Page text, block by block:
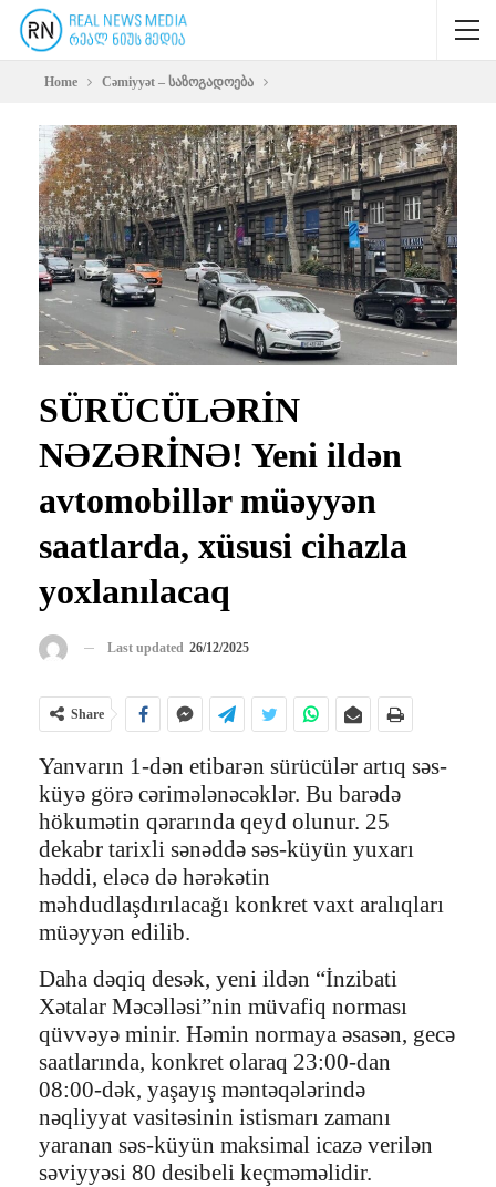
Home Cəmiyyət – საზოგადოება
SÜRÜCÜLƏRİN
NƏZƏRİNƏ! Yeni ildən
avtomobillər müəyyən
saatlarda, xüsusi cihazla
yoxlanılacaq
Last updated 26/12/2025
Share
Yanvarın 1-dən etibarən sürücülər artıq səs-
küyə görə cərimələnəcəklər. Bu barədə
hökumətin qərarında qeyd olunur. 25
dekabr tarixli sənəddə səs-küyün yuxarı
həddi, eləcə də hərəkətin
məhdudlaşdırılacağı konkret vaxt aralıqları
müəyyən edilib.
Daha dəqiq desək, yeni ildən “İnzibati
Xətalar Məcəlləsi”nin müvafiq norması
qüvvəyə minir. Həmin normaya əsasən, gecə
saatlarında, konkret olaraq 23:00-dan
08:00-dək, yaşayış məntəqələrində
nəqliyyat vasitəsinin istismarı zamanı
yaranan səs-küyün maksimal icazə verilən
səviyyəsi 80 desibeli keçməməlidir.